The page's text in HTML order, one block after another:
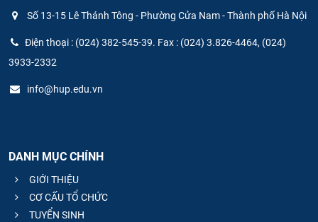
Số 13-15 Lê Thánh Tông - Phường Cửa Nam - Thành phố Hà Nội
Điện thoại : (024) 382-545-39. Fax : (024) 3.826-4464, (024)
3933-2332
info@hup.edu.vn
DANH MỤC CHÍNH
GIỚI THIỆU
CƠ CẤU TỔ CHỨC
TUYỂN SINH